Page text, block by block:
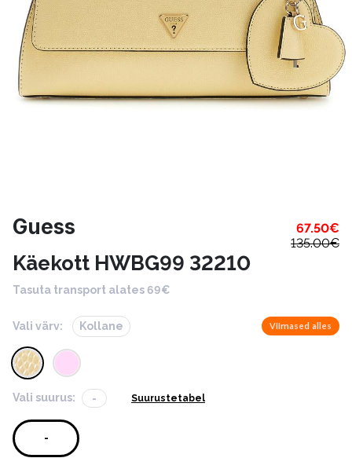
Guess 67.50€
135.00€
Käekott HWBG99 32210
Tasuta transport alates 69€
Vali värv: Kollane Viimased alles
Vali suurus: - Suurustetabel
-